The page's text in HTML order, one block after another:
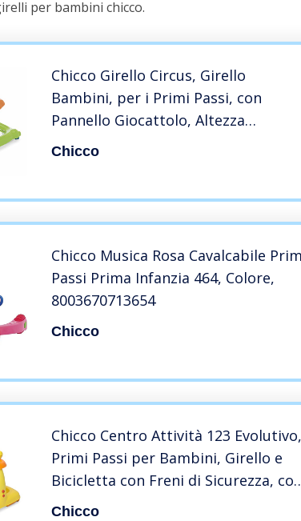
per bambini chicco.
Chicco Girello Circus, Girello
Bambini, per i Primi Passi, con
Pannello Giocattolo, Altezza
Regolabile, 8 Freni di Sicurezza, 4
Chicco
Chicco Musica Rosa Cavalcabile
Passi Prima Infanzia 464, Colore,
8003670713654
Chicco
Chicco Centro Attività 123 Evolutivo,
Primi Passi per Bambini, Girello e
Bicicletta con Freni di Sicurezza, con
Pannello Elettronico con Luci, Suoni
Chicco